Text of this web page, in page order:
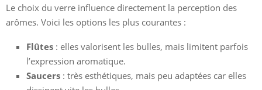
Le choix du verre influence directement la perception des
arômes. Voici les options les plus courantes :
Flûtes : elles valorisent les bulles, mais limitent parfois
l’expression aromatique.
Saucers : très esthétiques, mais peu adaptées car elles